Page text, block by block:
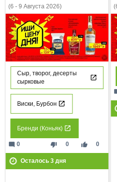
(6 - 9 Августа 2026)
Сыр, творог, десерты
сырковые
Виски, Бурбон
Бренди (Коньяк)
thumb_down 0 thumb_up 0
mode_comment 0
Осталось 3дня